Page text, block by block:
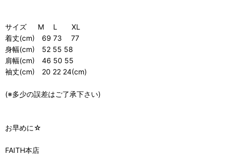
サイズ M L XL
着丈(cm) 69 73 77
身幅(cm) 52 55 58
肩幅(cm) 46 50 55
袖丈(cm) 20 22 24(cm)
(※多少の誤差はご了承下さい)
お早めに☆
FAITH本店